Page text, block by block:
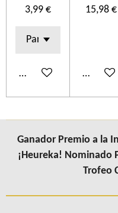
3,99 €
Añadir al carrito
15,98 €
Añadir
Ganador Premio a la
¡Heureka! Nominado
Trofeo